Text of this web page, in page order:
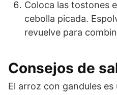
Coloca las tostones
cebolla picada.
revuelve para
Consejos de
El arroz con gandules